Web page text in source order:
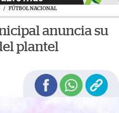
/ FÚTBOL NACIONAL
anuncia su
plantel